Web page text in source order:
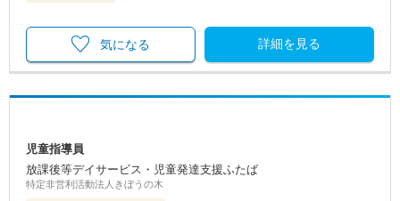
詳細を見る
気になる
児童指導員
放課後等デイサービス・児童発達支援ふたば
特定非営利活動法人きぼうの木